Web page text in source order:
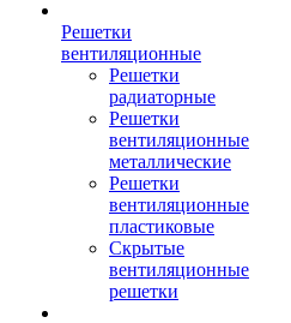
Решетки
вентиляционные
Решетки
радиаторные
Решетки
вентиляционные
металлические
Решетки
вентиляционные
пластиковые
Скрытые
вентиляционные
решетки